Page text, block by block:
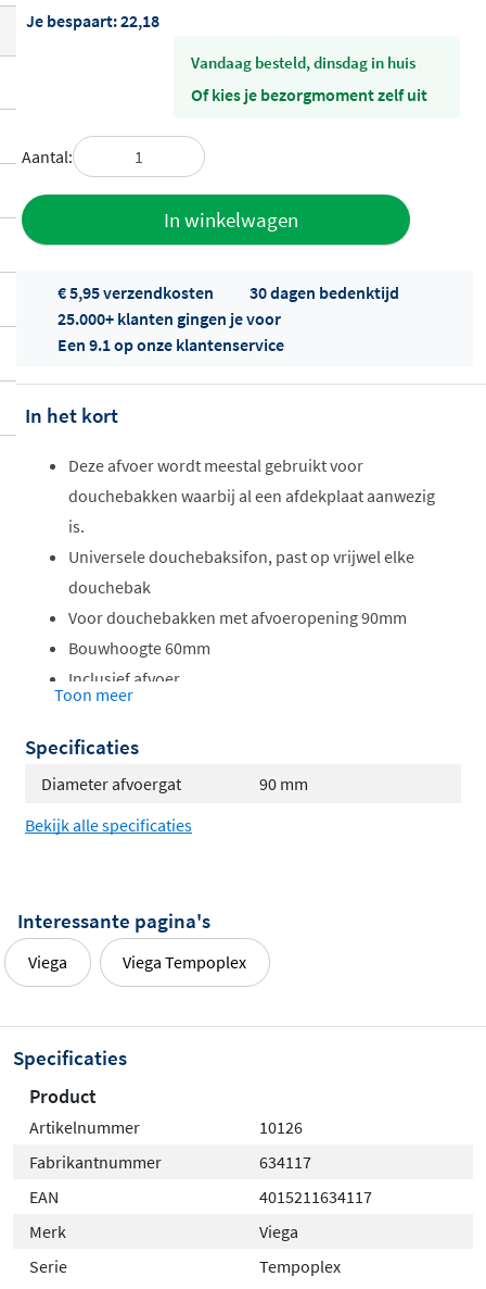
Je bespaart:22,18
vandaag besteld, dinsdag in huis
Of kies je bezorgmoment zelf uit
Aantal:
In winkelwagen
ophalen...
€ 5,95 verzendkosten
30 dagen bedenktijd
25.000+ klanten gingen je voor
Een 9.1 op onze klantenservice
In het kort
Deze afvoer wordt meestal gebruikt voor
douchebakken waarbij al een afdekplaat aanwezig
is.
Universele douchebaksifon, past op vrijwel elke
douchebak
Voor douchebakken met afvoeropening 90mm
Bouwhoogte 60mm
Inclusief afvoer
Afvoercapaciteit 33 l/m
Exclusief afdekkap
Waterslothoogte 30mm
Toon meer
Specificaties
Diameter afvoergat
90 mm
Bekijk alle specificaties
Interessante pagina's
Viega Viega Tempoplex
Specificaties
Product
Artikelnummer
10126
Fabrikantnummer
634117
EAN
4015211634117
Merk
Viega
Serie
Tempoplex